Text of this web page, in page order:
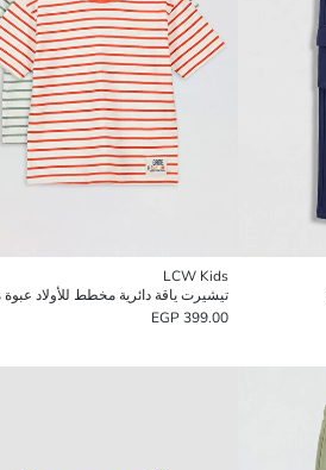
LCW Kids
تيشيرت ياقة دائرية مخطط للأولاد عبوة
399.00 EGP